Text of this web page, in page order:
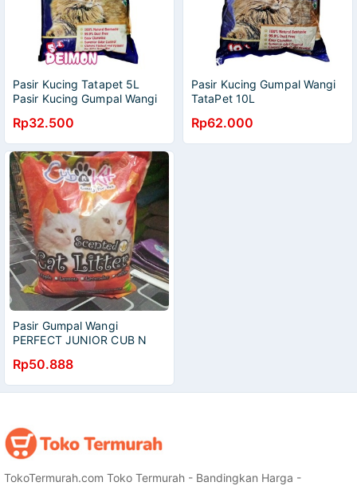
Pasir Kucing Tatapet 5L
Pasir Kucing Gumpal Wangi
Rp32.500
Pasir Kucing Gumpal Wangi
TataPet 10L
Rp62.000
Pasir Gumpal Wangi
PERFECT JUNIOR CUB N
KUCING TATAPET/TOP
Rp50.888
TokoTermurah.com Toko Termurah - Bandingkan Harga -